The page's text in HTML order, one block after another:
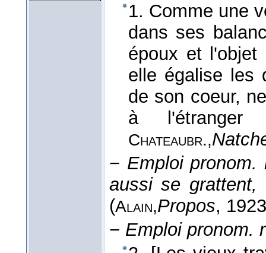
1. Comme une
dans ses
époux et l'objet
elle égalise les
de son coeur,
à
Chateaubr.,
− Emploi pronom.
aussi se
(Alain,Propos, 1923
− Emploi pronom.